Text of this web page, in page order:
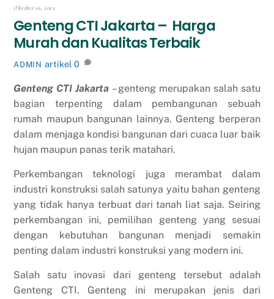
Oktober 16, 2023
Genteng CTI Jakarta – Harga
Murah dan Kualitas Terbaik
ADMIN artikel 0
Genteng CTI Jakarta – genteng merupakan salah satu
bagian terpenting dalam pembangunan sebuah
rumah maupun bangunan lainnya. Genteng berperan
dalam menjaga kondisi bangunan dari cuaca luar baik
hujan maupun panas terik matahari.
Perkembangan teknologi juga merambat dalam
industri konstruksi salah satunya yaitu bahan genteng
yang tidak hanya terbuat dari tanah liat saja. Seiring
perkembangan ini, pemilihan genteng yang sesuai
dengan kebutuhan bangunan menjadi semakin
penting dalam industri konstruksi yang modern ini.
Salah satu inovasi dari genteng tersebut adalah
Genteng CTI. Genteng ini merupakan jenis dari